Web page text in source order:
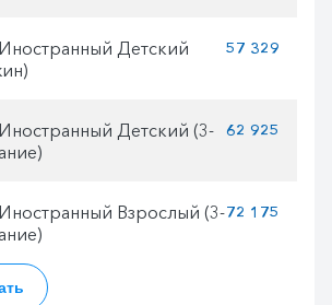
Детский
57 329
Детский (3-
62 925
Взрослый (3-72 175